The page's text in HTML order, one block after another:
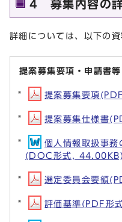
4 募集内容の
詳細については、以下の資
提案募集要項・申請書等
提案募集要項
提案募集仕様書
個人情報取扱事務
(DOC形式, 44.00KB)
選定委員会要領
評価基準(PDF形